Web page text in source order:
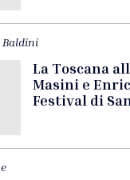
Baldini
La Toscana
Masini e
Festival di